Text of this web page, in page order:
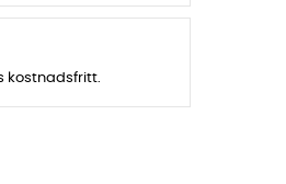
kostnadsfritt.